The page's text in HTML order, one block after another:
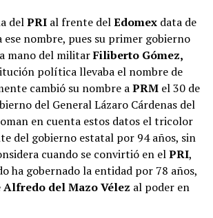
delPRIal frente delEdomexdata de
ese nombre, pues su primer gobierno
mano del militarFiliberto Gómez,
política llevaba el nombre de
cambió su nombre aPRMel 30 de
del General Lázaro Cárdenas del
en cuenta estos datos el tricolor
del gobierno estatal por 94 años, sin
cuando se convirtió en elPRI,
ha gobernado la entidad por 78 años,
Alfredo del Mazo Vélez al poder en